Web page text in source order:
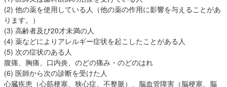
(2) 他の薬を使用している人（他の薬の作用に影響を与えることがあ
ります。）
(3) 高齢者及び20才未満の人
(4) 薬などによりアレルギー症状を起こしたことがある人
(5) 次の症状のある人
腹痛、胸痛、口内炎、のどの痛み・のどのはれ
(6) 医師から次の診断を受けた人
心臓疾患（心筋梗塞、狭心症、不整脈）、脳血管障害（脳梗塞、脳